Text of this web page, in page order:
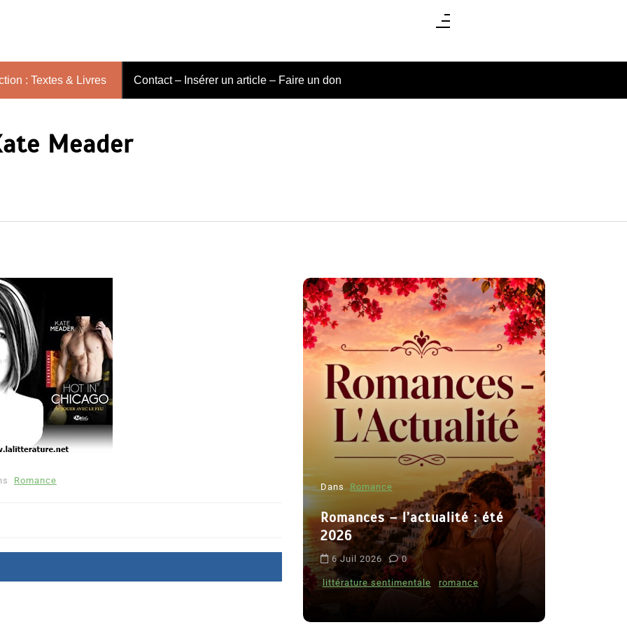
: Textes & Livres Contact – Insérer un article – Faire un don
Meader
Romance
Le coupable n’est pas Camille
Dans Romance
Romances – l’actualité : été
2026
6 Juil 2026 0
littérature sentimentale romance